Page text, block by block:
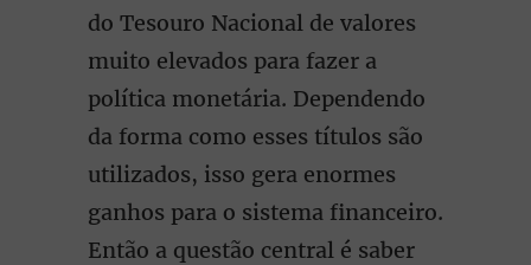
do Tesouro Nacional de valores
muito elevados para fazer a
política monetária. Dependendo
da forma como esses títulos são
utilizados, isso gera enormes
ganhos para o sistema financeiro.
Então a questão central é saber